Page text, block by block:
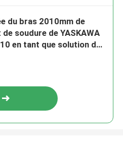
du bras 2010mm de
soudure de YASKAWA
en tant que solution de